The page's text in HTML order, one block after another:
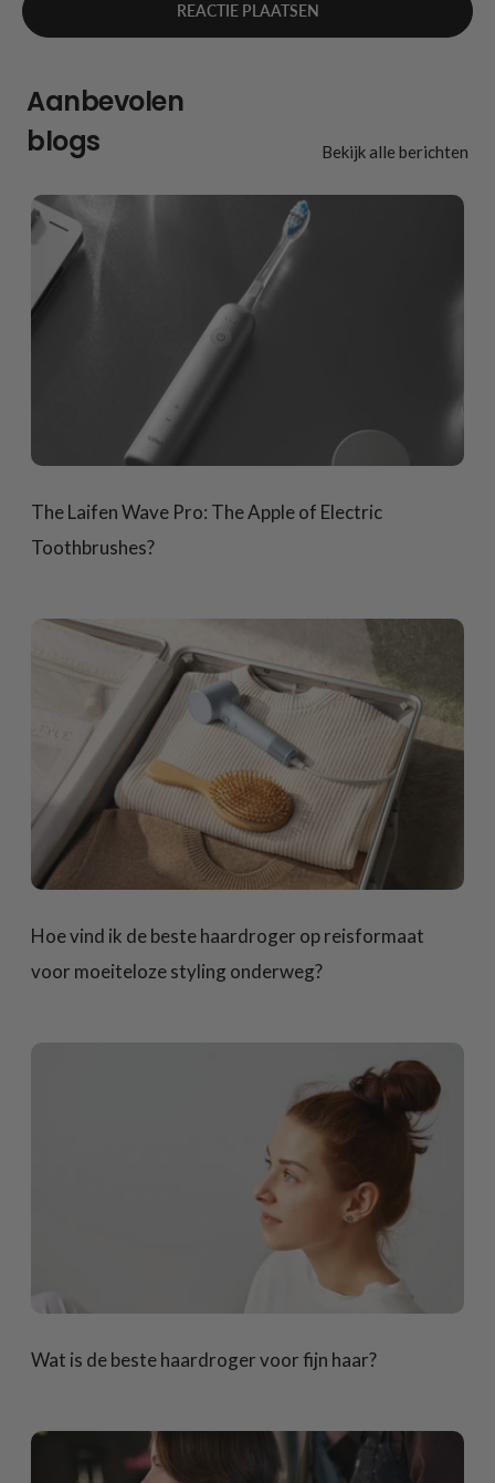
Aanbevolen
blogs
Bekijk alle berichten
The Laifen Wave Pro: The Apple of Electric
Toothbrushes?
Hoe vind ik de beste haardroger op reisformaat
voor moeiteloze styling onderweg?
Wat is de beste haardroger voor fijn haar?